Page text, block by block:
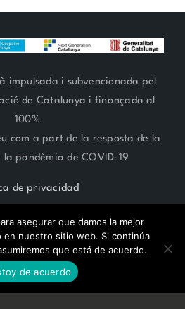
impulsada i subvencionada pel
de Catalunya i finançada al
100%
com a part de la resposta de la
pandèmia de COVID-19
de privacidad
06 | ESTILISMO 93 685 62 38 | Paseo
119,SANT FELIU DE LLOBREGAT -
CITA ONLINE
asegurar que damos la mejor
en nuestro sitio web. Si continúa
que está de acuerdo.
de acuerdo